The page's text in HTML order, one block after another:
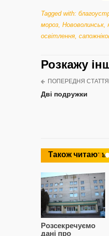
Tagged with:
мороз Нововолинськ,
освітлення
Розкажу
ПОПЕРЕДНЯ СТАТТЯ
Дві подружки
Також читають
Розсекречуємо
дані про